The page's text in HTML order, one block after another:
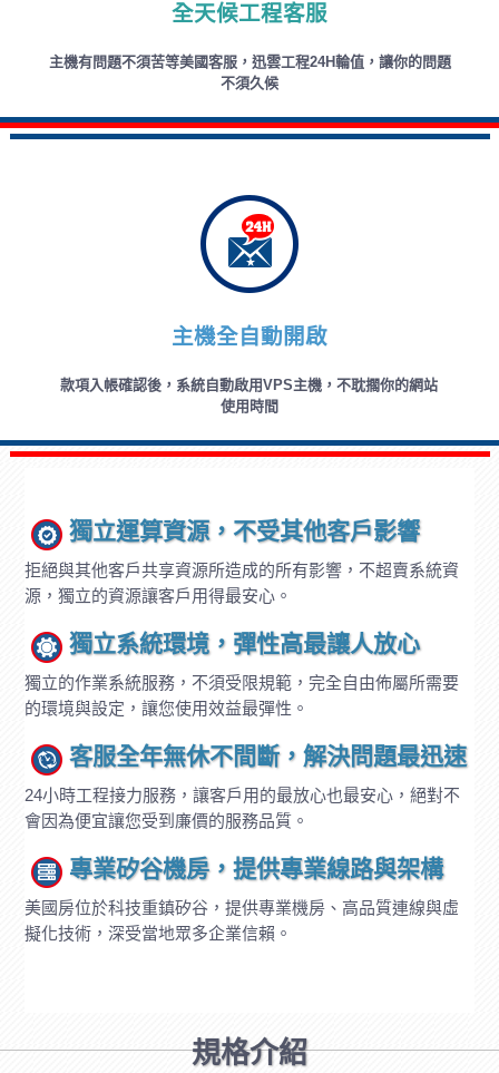
全天候工程客服
主機有問題不須苦等美國客服，迅雲工程24H輪值，讓你的問題
不須久候
主機全自動開啟
款項入帳確認後，系統自動啟用VPS主機，不耽擱你的網站
使用時間
獨立運算資源，不受其他客戶影響
拒絕與其他客戶共享資源所造成的所有影響，不超賣系統資
源，獨立的資源讓客戶用得最安心。
獨立系統環境，彈性高最讓人放心
獨立的作業系統服務，不須受限規範，完全自由佈屬所需要
的環境與設定，讓您使用效益最彈性。
客服全年無休不間斷，解決問題最迅速
24小時工程接力服務，讓客戶用的最放心也最安心，絕對不
會因為便宜讓您受到廉價的服務品質。
專業矽谷機房，提供專業線路與架構
美國房位於科技重鎮矽谷，提供專業機房、高品質連線與虛
擬化技術，深受當地眾多企業信賴。
規格介紹